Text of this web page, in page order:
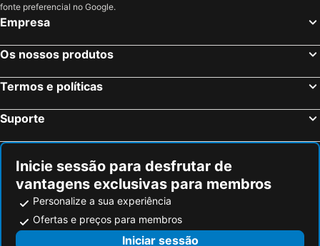
fonte preferencial no Google.
Empresa
Os nossos produtos
Termos e políticas
Suporte
Inicie sessão para desfrutar de
vantagens exclusivas para membros
Personalize a sua experiência
Ofertas e preços para membros
Iniciar sessão